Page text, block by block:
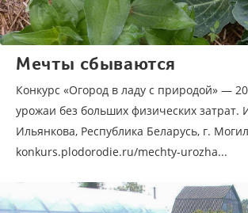
Мечты сбываются
Конкурс «Огород в ладу с природой» —
урожаи без больших физических затрат.
Ильянкова, Республика Беларусь, г.
konkurs.plodorodie.ru/mechty-urozha...